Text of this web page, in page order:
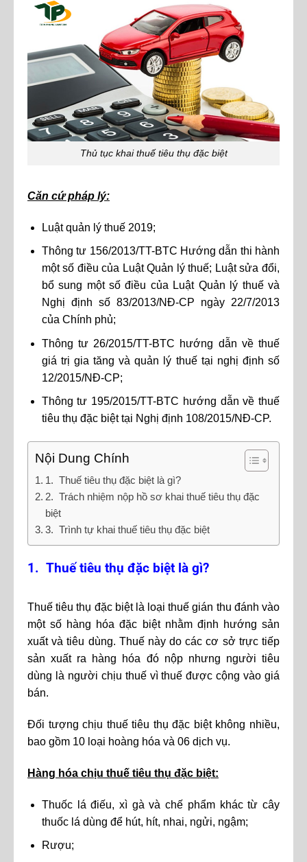
Thủ tục khai thuế tiêu thụ đặc biệt
Căn cứ pháp lý:
Luật quản lý thuế 2019;
Thông tư 156/2013/TT-BTC Hướng dẫn thi hành
một số điều của Luật Quản lý thuế; Luật sửa đổi,
bổ sung một số điều của Luật Quản lý thuế và
Nghị định số 83/2013/NĐ-CP ngày 22/7/2013
của Chính phủ;
Thông tư 26/2015/TT-BTC hướng dẫn về thuế
giá trị gia tăng và quản lý thuế tại nghị định số
12/2015/NĐ-CP;
Thông tư 195/2015/TT-BTC hướng dẫn về thuế
tiêu thụ đặc biệt tại Nghị định 108/2015/NĐ-CP.
Nội Dung Chính
1. Thuế tiêu thụ đặc biệt là gì?
2. Trách nhiệm nộp hồ sơ khai thuế tiêu thụ đặc
biệt
3. Trình tự khai thuế tiêu thụ đặc biệt
1. Thuế tiêu thụ đặc biệt là gì?
Thuế tiêu thụ đặc biệt là loại thuế gián thu đánh vào
một số hàng hóa đặc biệt nhằm định hướng sản
xuất và tiêu dùng. Thuế này do các cơ sở trực tiếp
sản xuất ra hàng hóa đó nộp nhưng người tiêu
dùng là người chịu thuế vì thuế được cộng vào giá
bán.
Đối tượng chịu thuế tiêu thụ đặc biệt không nhiều,
bao gồm 10 loại hoàng hóa và 06 dịch vụ.
Hàng hóa chịu thuế tiêu thụ đặc biệt:
Thuốc lá điếu, xì gà và chế phẩm khác từ cây
thuốc lá dùng để hút, hít, nhai, ngửi, ngậm;
Rượu;